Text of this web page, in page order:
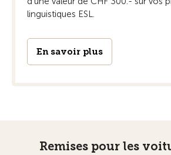
linguistiques ESL.
En savoir plus
Remises pour les